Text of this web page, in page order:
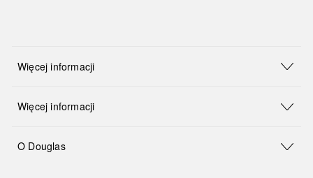
Więcej informacji
Więcej informacji
O Douglas